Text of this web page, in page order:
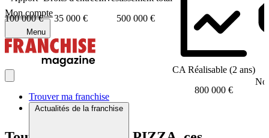
Mon compte
Menu
Trouver ma franchise
Actualités de la franchise
100 000 €
35 000 €
500 000 €
CA Réalisable (2 ans)
800 000 €